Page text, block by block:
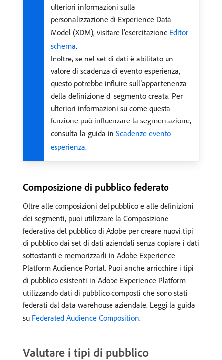
ulteriori informazioni sulla
personalizzazione di Experience Data
Model (XDM), visitare l'esercitazione Editor
schema.
Inoltre, se nel set di dati è abilitato un
valore di scadenza di evento esperienza,
questo potrebbe influire sull’appartenenza
della definizione di segmento creata. Per
ulteriori informazioni su come questa
funzione può influenzare la segmentazione,
consulta la guida in Scadenze evento
esperienza.
Composizione di pubblico federato
Oltre alle composizioni del pubblico e alle definizioni
dei segmenti, puoi utilizzare la Composizione
federativa del pubblico di Adobe per creare nuovi tipi
di pubblico dai set di dati aziendali senza copiare i dati
sottostanti e memorizzarli in Adobe Experience
Platform Audience Portal. Puoi anche arricchire i tipi
di pubblico esistenti in Adobe Experience Platform
utilizzando dati di pubblico composti che sono stati
federati dal data warehouse aziendale. Leggi la guida
su Federated Audience Composition.
Valutare i tipi di pubblico